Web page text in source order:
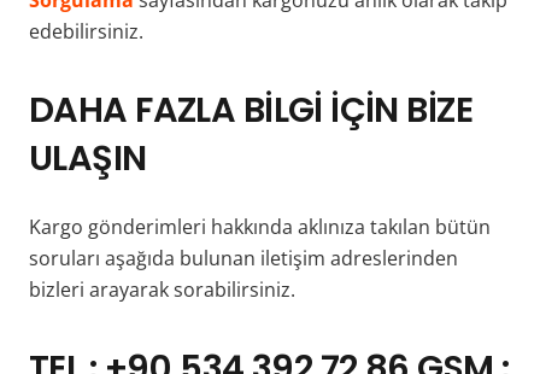
edebilirsiniz.
DAHA FAZLA BİLGİ İÇİN BİZE
ULAŞIN
Kargo gönderimleri hakkında aklınıza takılan bütün
soruları aşağıda bulunan iletişim adreslerinden
bizleri arayarak sorabilirsiniz.